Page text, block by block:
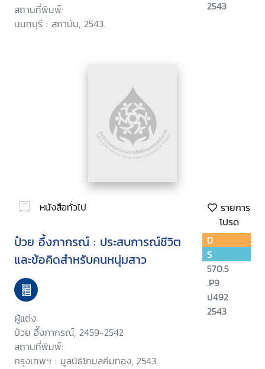
สถานที่พิมพ์:
นนทบุรี : สถาบัน, 2543.
2543
หนังสือทั่วไป
รายการ
โปรด
ป๋วย อึ้งภากรณ์ : ประสบการณ์ชีวิต
และข้อคิดสำหรับคนหนุ่มสาว
ผู้แต่ง:
ป๋วย อึ๊งภากรณ์, 2459-2542
สถานที่พิมพ์:
กรุงเทพฯ : มูลนิธิโกมลคีมทอง, 2543.
D
S
570.5
.P9
ป492
2543